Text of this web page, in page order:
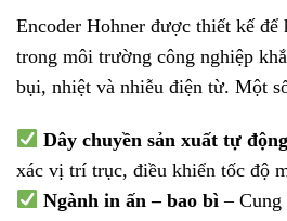
Encoder Hohner được thiết kế để
trong môi trường công nghiệp
bụi, nhiệt và nhiễu điện từ. Một
Dây chuyền sản xuất tự động
xác vị trí trục, điều khiển tốc độ
Ngành in ấn – bao bì – Cung